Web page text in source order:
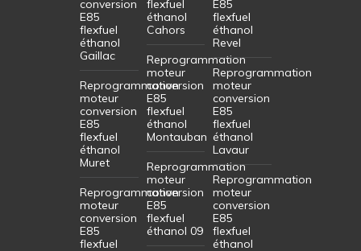
conversion
E85
flexfuel
éthanol
Gaillac
Reprogrammation
moteur
conversion
E85
flexfuel
éthanol
Muret
Reprogrammation
moteur
conversion
E85
flexfuel
flexfuel
éthanol
Cahors
Reprogrammation
moteur
conversion
E85
flexfuel
éthanol
Montauban
Reprogrammation
moteur
conversion
E85
flexfuel
éthanol 09
E85
flexfuel
éthanol
Revel
Reprogrammation
moteur
conversion
E85
flexfuel
éthanol
Lavaur
Reprogrammation
moteur
conversion
E85
flexfuel
éthanol